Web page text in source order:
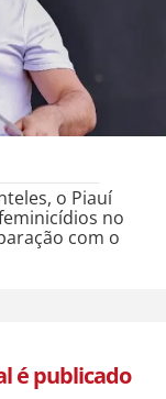
o Piauí
no
com o
é publicado